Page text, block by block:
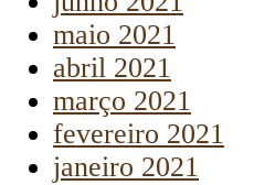
maio 2021
abril 2021
março 2021
fevereiro 2021
janeiro 2021